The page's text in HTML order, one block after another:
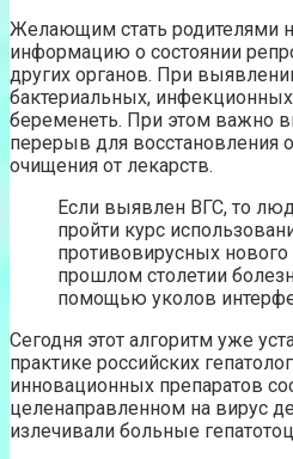
Желающим стать родителями
информацию о состоянии
других органов. При
бактериальных,
беременеть. При этом важно
перерыв для восстановления
очищения от лекарств.
Если выявлен ВГС, то
пройти курс
противовирусных нового
прошлом столетии
помощью уколов
Сегодня этот алгоритм уже
практике российских
инновационных препаратов
целенаправленном на вирус
излечивали больные